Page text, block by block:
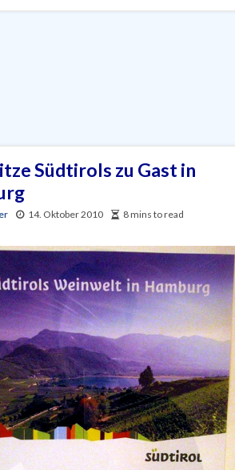
Südtirols zu Gast in
14. Oktober 2010 8 mins to read